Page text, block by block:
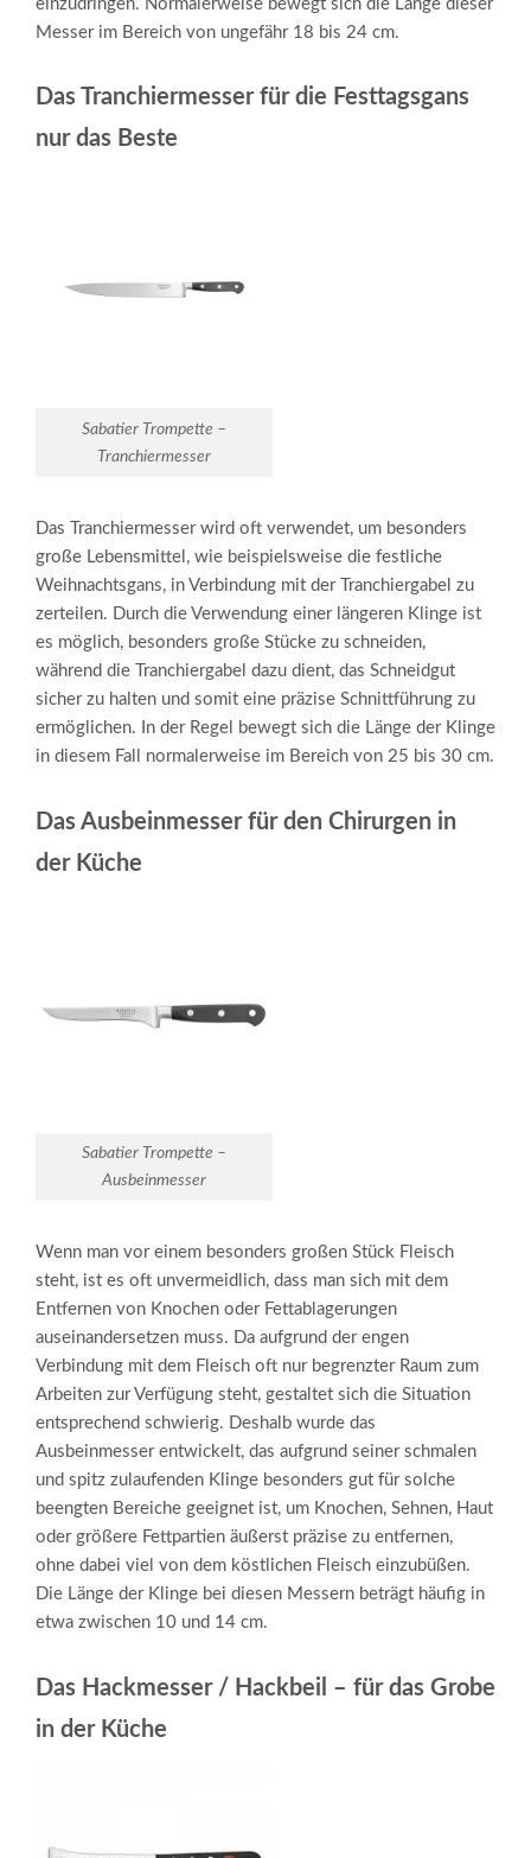
einzudringen. Normalerweise bewegt sich die Länge dieser
Messer im Bereich von ungefähr 18 bis 24 cm.
Das Tranchiermesser für die Festtagsgans
nur das Beste
Sabatier Trompette –
Tranchiermesser
Das Tranchiermesser wird oft verwendet, um besonders
große Lebensmittel, wie beispielsweise die festliche
Weihnachtsgans, in Verbindung mit der Tranchiergabel zu
zerteilen. Durch die Verwendung einer längeren Klinge ist
es möglich, besonders große Stücke zu schneiden,
während die Tranchiergabel dazu dient, das Schneidgut
sicher zu halten und somit eine präzise Schnittführung zu
ermöglichen. In der Regel bewegt sich die Länge der Klinge
in diesem Fall normalerweise im Bereich von 25 bis 30 cm.
Das Ausbeinmesser für den Chirurgen in
der Küche
Sabatier Trompette –
Ausbeinmesser
Wenn man vor einem besonders großen Stück Fleisch
steht, ist es oft unvermeidlich, dass man sich mit dem
Entfernen von Knochen oder Fettablagerungen
auseinandersetzen muss. Da aufgrund der engen
Verbindung mit dem Fleisch oft nur begrenzter Raum zum
Arbeiten zur Verfügung steht, gestaltet sich die Situation
entsprechend schwierig. Deshalb wurde das
Ausbeinmesser entwickelt, das aufgrund seiner schmalen
und spitz zulaufenden Klinge besonders gut für solche
beengten Bereiche geeignet ist, um Knochen, Sehnen, Haut
oder größere Fettpartien äußerst präzise zu entfernen,
ohne dabei viel von dem köstlichen Fleisch einzubüßen.
Die Länge der Klinge bei diesen Messern beträgt häufig in
etwa zwischen 10 und 14 cm.
Das Hackmesser / Hackbeil – für das Grobe
in der Küche